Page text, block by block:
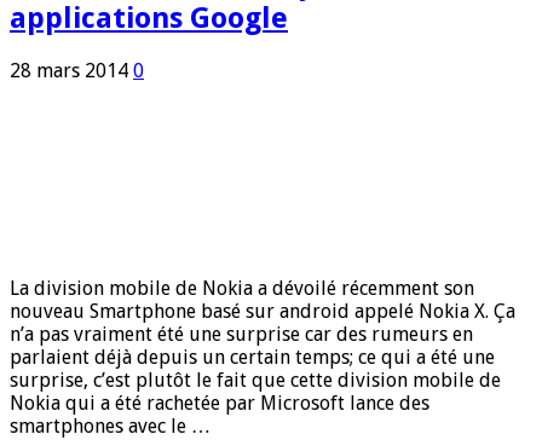
applications Google
28 mars 2014 0
La division mobile de Nokia a dévoilé récemment son
nouveau Smartphone basé sur android appelé Nokia X. Ça
n’a pas vraiment été une surprise car des rumeurs en
parlaient déjà depuis un certain temps; ce qui a été une
surprise, c’est plutôt le fait que cette division mobile de
Nokia qui a été rachetée par Microsoft lance des
smartphones avec le …